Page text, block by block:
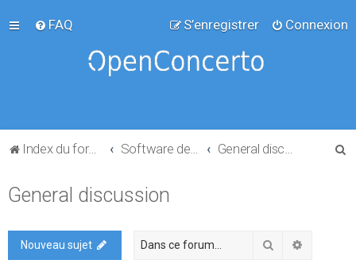
FAQ Connexion
S’enregistrer
Index du forum
General discussion
Nouveau sujet Rechercher